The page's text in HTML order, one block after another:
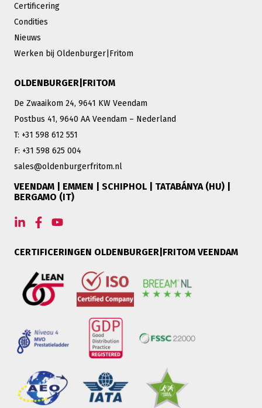
Certificering
Condities
Nieuws
Werken bij Oldenburger|Fritom
OLDENBURGER|FRITOM
De Zwaaikom 24, 9641 KW Veendam
Postbus 41, 9640 AA Veendam – Nederland
T: +31 598 612 551
F: +31 598 625 004
sales@oldenburgerfritom.nl
VEENDAM | EMMEN | SCHIPHOL | TATABÁNYA (HU) |
BERGAMO (IT)
CERTIFICERINGEN OLDENBURGER|FRITOM VEENDAM